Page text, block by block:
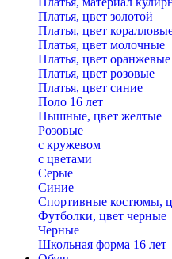
Платья, цвет золотой
Платья, цвет
Платья, цвет молочные
Платья, цвет оранжевые
Платья, цвет розовые
Платья, цвет синие
Поло 16 лет
Пышные, цвет желтые
Розовые
с кружевом
с цветами
Серые
Синие
Спортивные костюмы,
Футболки, цвет черные
Черные
Школьная форма 16 лет